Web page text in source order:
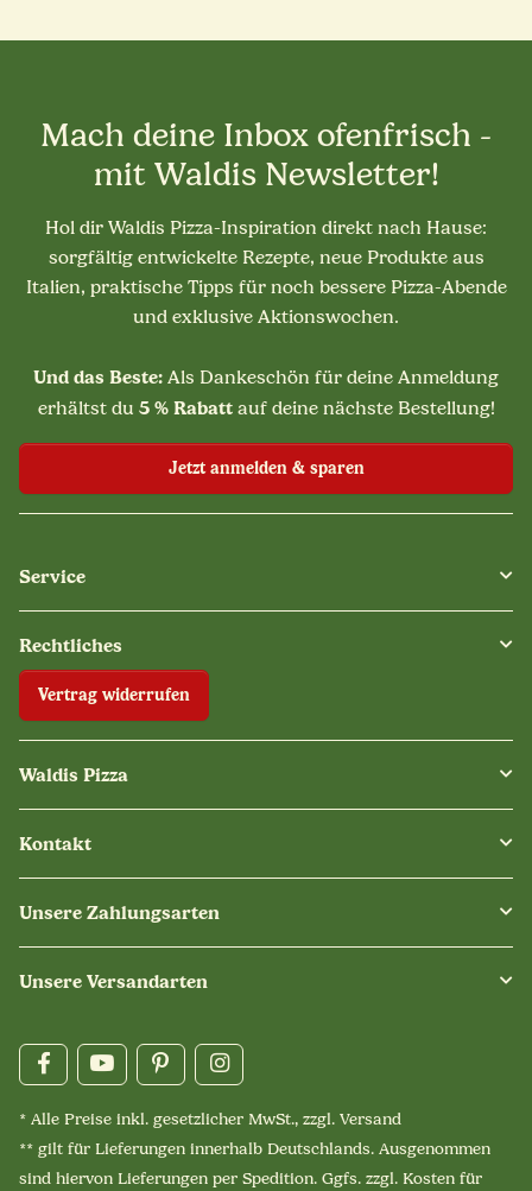
Mach deine Inbox ofenfrisch -
mit Waldis Newsletter!
Hol dir Waldis Pizza-Inspiration direkt nach Hause:
sorgfältig entwickelte Rezepte, neue Produkte aus
Italien, praktische Tipps für noch bessere Pizza-Abende
und exklusive Aktionswochen.
Und das Beste: Als Dankeschön für deine Anmeldung
erhältst du 5 % Rabattauf deine nächste Bestellung!
Jetzt anmelden & sparen
Service
Rechtliches
Vertrag widerrufen
Waldis Pizza
Kontakt
Unsere Zahlungsarten
Unsere Versandarten
* Alle Preise inkl. gesetzlicher MwSt., zzgl. Versand
** gilt für Lieferungen innerhalb Deutschlands. Ausgenommen
sind hiervon Lieferungen per Spedition. Ggfs. zzgl. Kosten für